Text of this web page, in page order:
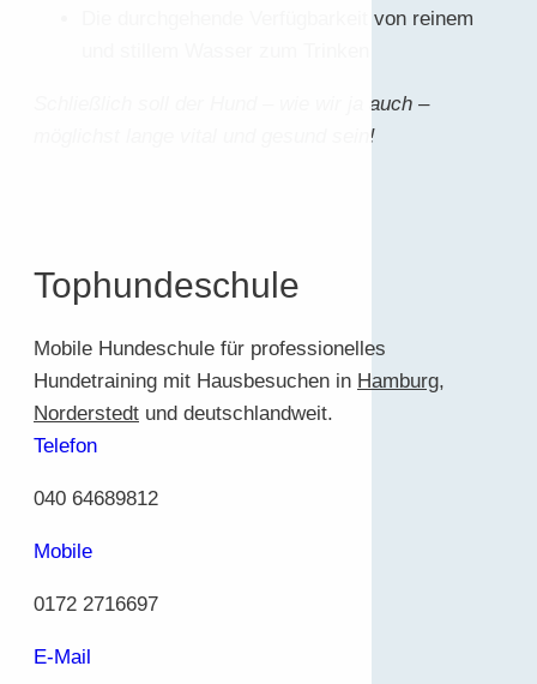
Die durchgehende Verfügbarkeit von reinem
Schließlich soll der Hund – wie wir ja auch –
möglichst lange vital und gesund sein!
Tophundeschule
Mobile Hundeschule für professionelles
Hundetraining mit Hausbesuchen in Hamburg,
Norderstedt und deutschlandweit.
Telefon
040 64689812
Mobile
0172 2716697
E-Mail